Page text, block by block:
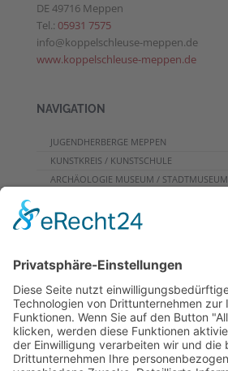
DE 49716 Meppen
Tel.: 05931 7575
info@koppelschleuse-meppen.de
www.koppelschleuse-meppen.de
NAVIGATION
JUGENDHERBERGE MEPPEN
KUNSTKREIS / KUNSTSCHULE
ARCHÄOLOGIE MUSEUM / STADTMUSEUM
PROGRAMME FÜR GRUPPEN
DOWNLOADS
PROGRAMMHEFT
GRUPPENPROGRAMME